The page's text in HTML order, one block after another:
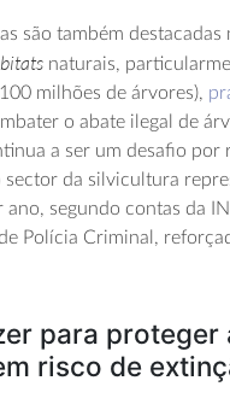
são também
naturais,
milhões de árvores),
o abate ilegal de
a ser um desafio por
sector da silvicultura
ano, segundo contas da
Polícia Criminal,
para proteger
risco de